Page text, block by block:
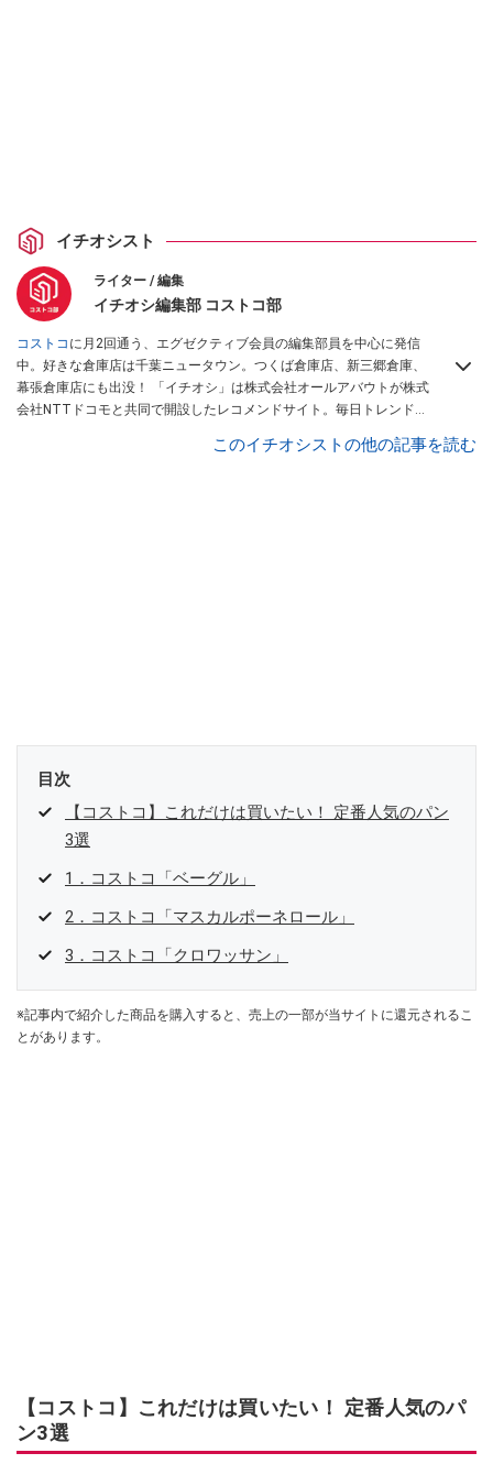
イチオシスト
ライター / 編集
イチオシ編集部 コストコ部
コストコ に月2回通う、エグゼクティブ会員の編集部員を中心に発信
中。好きな倉庫店は千葉ニュータウン。つくば倉庫店、新三郷倉庫、
幕張倉庫店にも出没！ 「イチオシ」は株式会社オールアバウトが株式
会社NTTドコモと共同で開設したレコメンドサイト。毎日トレンド情
このイチオシストの他の記事を読む
目次
【コストコ】これだけは買いたい！ 定番人気のパン
3選
1．コストコ「ベーグル」
2．コストコ「マスカルポーネロール」
3．コストコ「クロワッサン」
※記事内で紹介した商品を購入すると、売上の一部が当サイトに還元されるこ
とがあります。
【コストコ】これだけは買いたい！ 定番人気のパ
ン3選